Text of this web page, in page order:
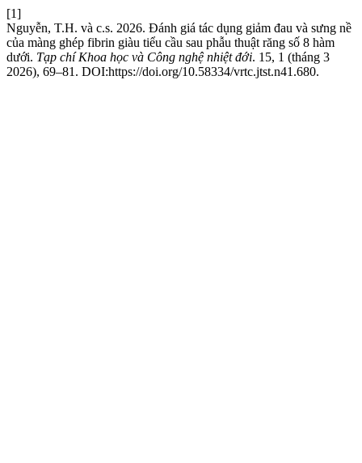
[1]
Nguyễn, T.H. và c.s. 2026. Đánh giá tác dụng giảm đau và sưng nề
của màng ghép fibrin giàu tiểu cầu sau phẫu thuật răng số 8 hàm
dưới. Tạp chí Khoa học và Công nghệ nhiệt đới. 15, 1 (tháng 3
2026), 69–81. DOI:https://doi.org/10.58334/vrtc.jtst.n41.680.